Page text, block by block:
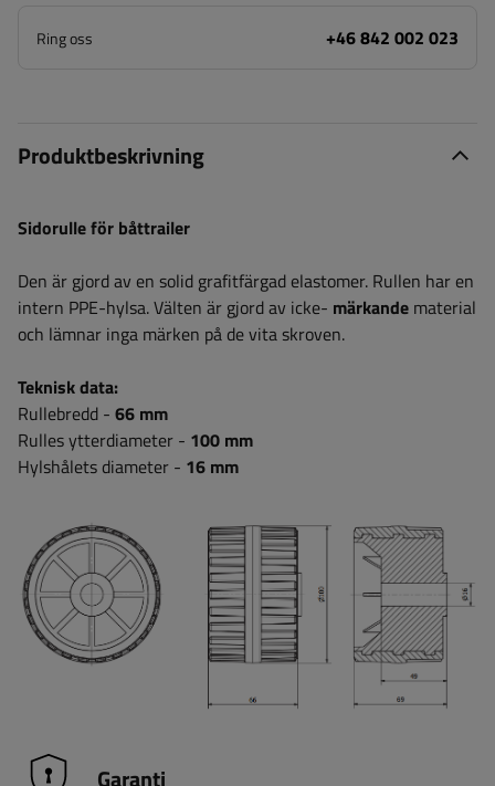
Ring oss +46 842 002 023
Produktbeskrivning
Sidorulle för båttrailer
Den är gjord av en solid grafitfärgad elastomer. Rullen har en
intern PPE-hylsa.Välten är gjord av icke- märkande material
och lämnar inga märken på de vita skroven.
Teknisk data:
Rullebredd - 66 mm
Rulles ytterdiameter - 100 mm
Hylshålets diameter - 16 mm